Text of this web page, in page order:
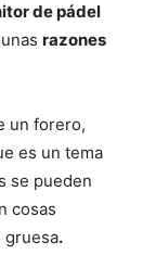
de pádel
razones
un forero,
es un tema
se pueden
cosas
gruesa.